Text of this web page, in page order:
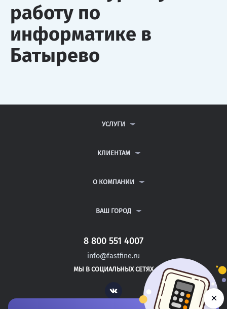
работу по
информатике в
Батырево
УСЛУГИ
ДИПЛОМНЫЕ РАБОТЫ
РЕФЕРАТЫ
КЛИЕНТАМ
ВОПРОСЫ И ОТВЕТЫ
ПОЛИТИКА КОНФИДЕНЦИАЛЬНОСТИ
О КОМПАНИИ
КОНТАКТЫ
ВАШ ГОРОД
САНКТ-ПЕТЕРБУРГ
КАНАШ
КОНАКОВО
8 800 551 4007
info@fastfine.ru
МЫ В СОЦИАЛЬНЫХ СЕТЯХ
Vk ×